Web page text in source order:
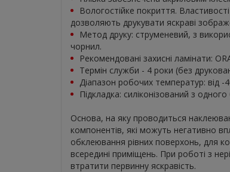
Вологостійке покриття.
дозволяють друкувати яскраві
Метод друку: струменевий, з
чорнил.
Рекомендовані захисні ламінати:
Термін служби - 4 роки (без
Діапазон робочих температур: від -
Підкладка: силіконізований з
Основа, на яку проводиться
компонентів, які можуть негативно
обклеювання рівних поверхонь, для
всередині приміщень. При роботі з
втратити первинну яскравість.